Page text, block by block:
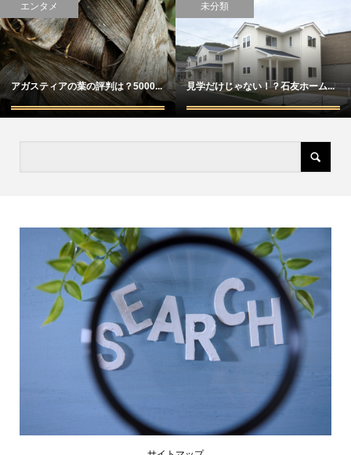
エンタメ
アガスティアの葉の評判は？5000...
未分類
見学だけじゃない！？石友ホーム...